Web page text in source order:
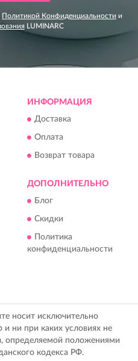
Политикой Конфиденциальности и
LUMINARC
ИНФОРМАЦИЯ
Доставка
Оплата
Возврат товара
ДОПОЛНИТЕЛЬНО
Блог
Скидки
Политика
конфиденциальности
носит исключительно
ни при каких условиях не
определяемой положениями
кодекса РФ.